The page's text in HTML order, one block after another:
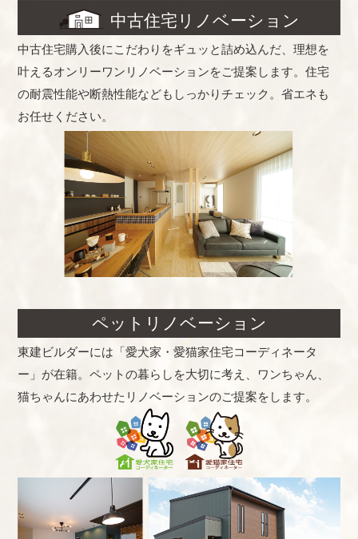
中古住宅リノベーション
中古住宅購入後にこだわりをギュッと詰め込んだ、理想を
叶えるオンリーワンリノベーションをご提案します。住宅
の耐震性能や断熱性能などもしっかりチェック。省エネも
お任せください。
ペットリノベーション
東建ビルダーには「愛犬家・愛猫家住宅コーディネータ
ー」が在籍。ペットの暮らしを大切に考え、ワンちゃん、
猫ちゃんにあわせたリノベーションのご提案をします。